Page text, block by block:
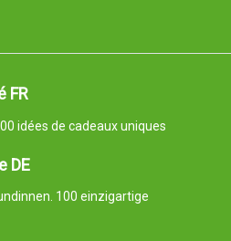
FR
idées de cadeaux uniques
DE
100 einzigartige